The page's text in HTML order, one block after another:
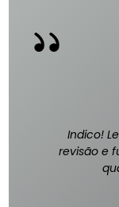
Indico!
revisão e